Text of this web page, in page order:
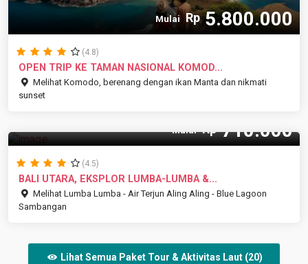
Mulai Rp5.800.000
(4.8)
OPEN TRIP KE TAMAN NASIONAL KOMOD...
Melihat Komodo, berenang dengan ikan Manta dan nikmati
sunset
Mulai Rp710.000
(4.5)
BALI UTARA, EKSPLOR LUMBA-LUMBA &...
Melihat Lumba Lumba - Air Terjun Aling Aling - Blue Lagoon
Sambangan
Lihat Semua Paket Tour & Aktivitas Laut (20)